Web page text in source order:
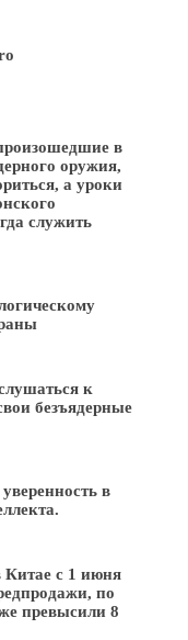
в
оружия,
а уроки
служить
к
безъядерные
в
Китае с 1 июня
по
превысили 8